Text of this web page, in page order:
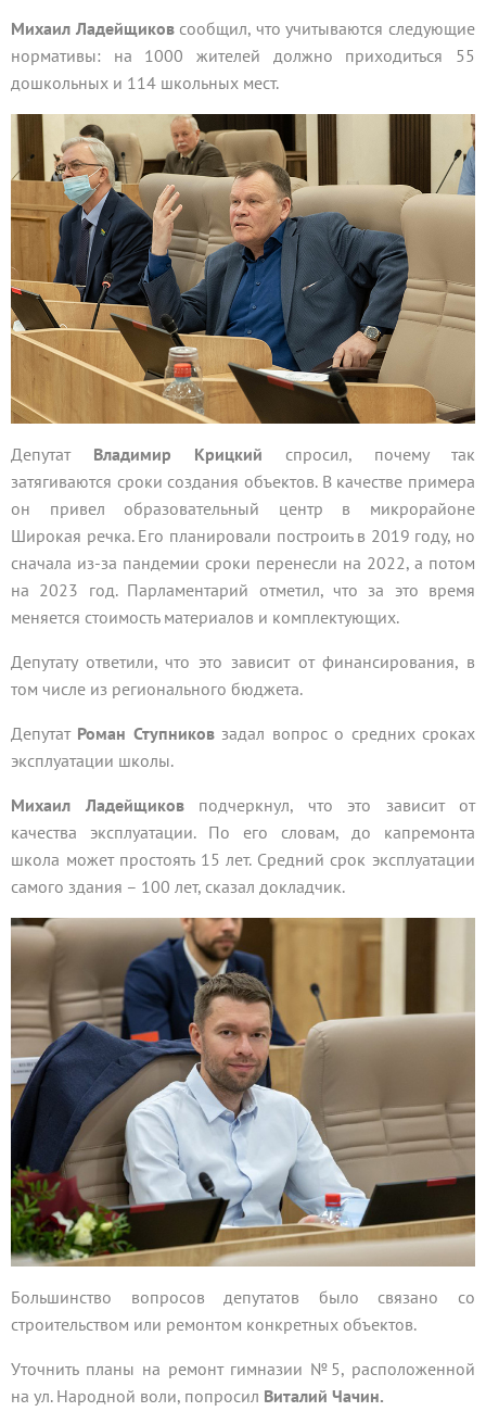
Михаил Ладейщиков сообщил, что учитываются следующие
нормативы: на 1000 жителей должно приходиться 55
дошкольных и 114 школьных мест.
Депутат Владимир Крицкий спросил, почему так
затягиваются сроки создания объектов. В качестве примера
он привел образовательный центр в микрорайоне
Широкая речка. Его планировали построить в 2019 году, но
сначала из-за пандемии сроки перенесли на 2022, а потом
на 2023 год. Парламентарий отметил, что за это время
меняется стоимость материалов и комплектующих.
Депутату ответили, что это зависит от финансирования, в
том числе из регионального бюджета.
Депутат Роман Ступниковзадал вопрос о средних сроках
эксплуатации школы.
Михаил Ладейщиковподчеркнул, что это зависит от
качества эксплуатации. По его словам, до капремонта
школа может простоять 15 лет. Средний срок эксплуатации
самого здания – 100 лет, сказал докладчик.
Большинство вопросов депутатов было связано со
строительством или ремонтом конкретных объектов.
Уточнить планы на ремонт гимназии №5, расположенной
на ул. Народной воли, попросил Виталий Чачин.